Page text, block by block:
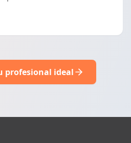
profesional ideal